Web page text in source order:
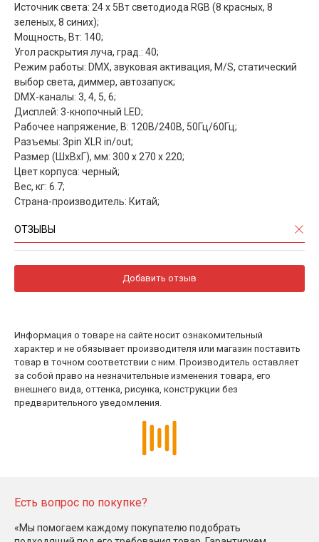
Источник света: 24 х 5Вт светодиода RGB (8 красных, 8
зеленых, 8 синих);
Мощность, Вт: 140;
Угол раскрытия луча, град.: 40;
Режим работы: DMX, звуковая активация, M/S, статический
выбор света, диммер, автозапуск;
DMX-каналы: 3, 4, 5, 6;
Дисплей: 3-кнопочный LED;
Рабочее напряжение, В: 120В/240В, 50Гц/60Гц;
Разъемы: 3pin XLR in/out;
Размер (ШхВхГ), мм: 300 х 270 х 220;
Цвет корпуса: черный;
Вес, кг: 6.7;
Страна-производитель: Китай;
ОТЗЫВЫ
Добавить отзыв
Информация о товаре на сайте носит ознакомительный
характер и не обязывает производителя или магазин поставить
товар в точном соответствии с ним. Производитель оставляет
за собой право на незначительные изменения товара, его
внешнего вида, оттенка, рисунка, конструкции без
предварительного уведомления.
Есть вопрос по покупке?
«Мы помогаем каждому покупателю подобрать